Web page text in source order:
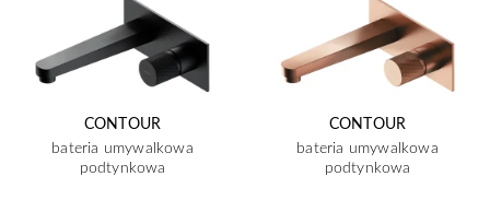
CONTOUR
bateria umywalkowa
podtynkowa
CONTOUR
bateria umywalkowa
podtynkowa